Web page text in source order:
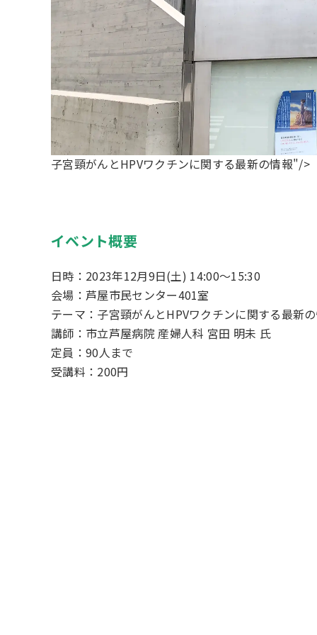
子宮頸がんとHPVワクチンに関する最新の情報"/>
イベント概要
日時：2023年12月9日(土) 14:00～15:30
会場：芦屋市民センター401室
テーマ：子宮頸がんとHPVワクチンに関する最新
講師：市立芦屋病院 産婦人科 宮田 明未 氏
定員：90人まで
受講料：200円